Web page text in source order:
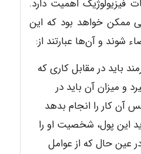
فیزیولوژیک اهمیت دارد.
ممکن خواهد بود که این
شوند و آن‌ها عبارتند از:
باید در مقابل کاری که
و میزان آن باید در
کار را انجام بدهد
این پول، شخصیت او را
در عین حال که از عوامل